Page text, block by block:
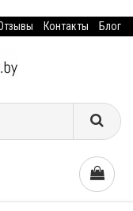
Контакты Блог